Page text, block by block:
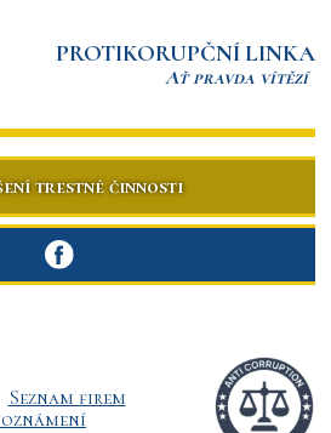
PROTIKORUPČNÍ LINKA
Ať pravda vítězí
trestné činnosti
Seznam firem